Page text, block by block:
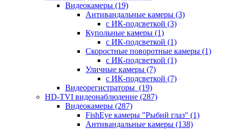
Видеокамеры (19)
Антивандальные камеры (3)
с ИК-подсветкой (3)
Купольные камеры (1)
с ИК-подсветкой (1)
Скоростные поворотные камеры (1)
с ИК-подсветкой (1)
Уличные камеры (7)
с ИК-подсветкой (7)
Видеорегистраторы (19)
HD-TVI видеонаблюдение (287)
Видеокамеры (287)
FishEye камеры "Рыбий глаз" (1)
Антивандальные камеры (138)